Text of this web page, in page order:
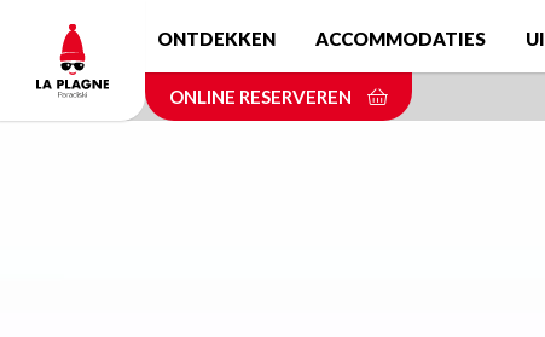
content
ONTDEKKEN ACCOMMODATIES
ONLINE RESERVEREN